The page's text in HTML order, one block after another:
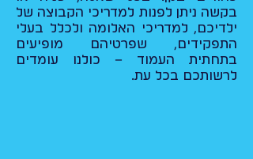
בקשה ניתן לפנות למדריכי הקבוצה של
ילדיכם, למדריכי האלומה ולכלל בעלי
התפקידים, שפרטיהם מופיעים
בתחתית העמוד – כולנו עומדים
לרשותכם בכל עת.